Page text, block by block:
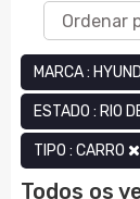
MARCA :
ESTADO : RIO
TIPO : CARRO
Todos os